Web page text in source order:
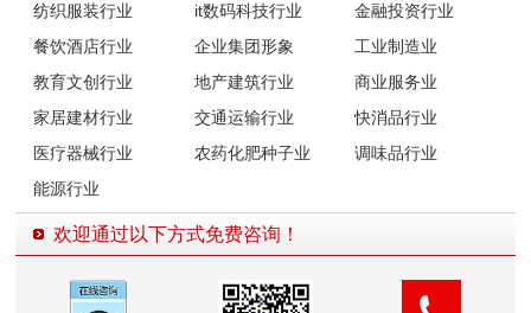
纺织服装行业
it数码科技行业
金融投资行业
餐饮酒店行业
企业集团形象
工业制造业
教育文创行业
地产建筑行业
商业服务业
家居建材行业
交通运输行业
快消品行业
医疗器械行业
农药化肥种子业
调味品行业
能源行业
欢迎通过以下方式免费咨询！